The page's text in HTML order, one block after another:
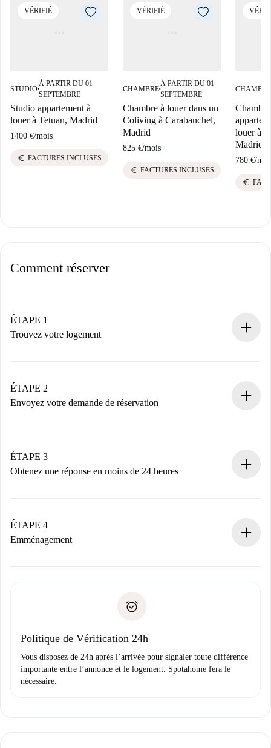
VÉRIFIÉ
STUDIO■
À PARTIR DU 01
SEPTEMBRE
Studio appartement à
louer à Tetuan, Madrid
1400 €/mois
euro FACTURES INCLUSES
VÉRIFIÉ
CHAMBRE■
À PARTIR DU 01
SEPTEMBRE
Chambre à louer dans un
Coliving à Carabanchel,
Madrid
825 €/mois
euro FACTURES INCLUSES
CHAMBRE
louer à
Madrid.
780 €/
euro
Comment réserver
ÉTAPE 1
Trouvez votre logement
Vous disposez à l’avance de toutes les informations
nécessaires.
ÉTAPE 2
Envoyez votre demande de réservation
Nous ne vous facturerons rien tant que le propriétaire
n’aura pas accepté.
ÉTAPE 3
Obtenez une réponse en moins de 24 heures
contact avec le propriétaire.
Si refusé : aucun prélèvement et nous vous proposerons
Justificatif de solvabilité
ÉTAPE 4
Emménagement
uniquement si aucun problème n'est signalé.
Politique de Vérification 24h
Vous disposez de 24h après l’arrivée pour signaler toute différence
importante entre l’annonce et le logement. Spotahome fera le
nécessaire.